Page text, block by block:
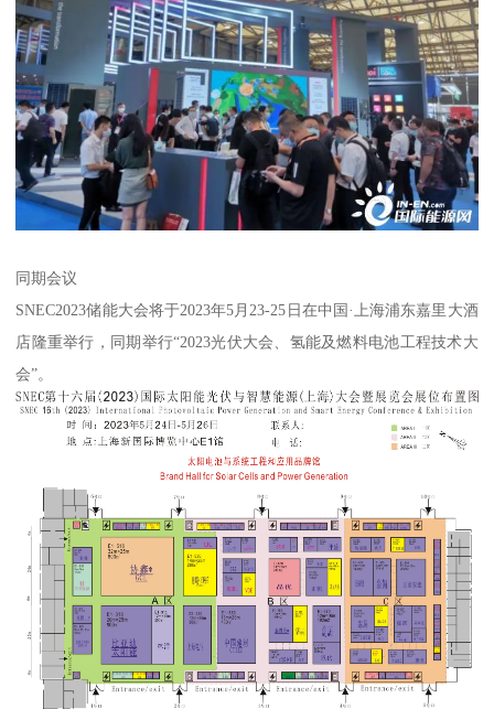
同期会议
SNEC2023储能大会将于2023年5月23-25日在中国·上海浦东嘉里大酒
店隆重举行，同期举行“2023光伏大会、氢能及燃料电池工程技术大
会”。